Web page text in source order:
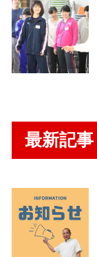
最新記事